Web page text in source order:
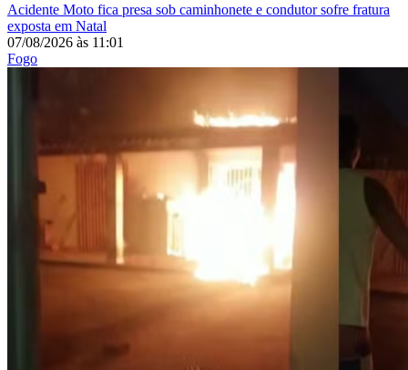
Acidente Moto fica presa sob caminhonete e condutor sofre fratura
exposta em Natal
07/08/2026 às 11:01
Fogo